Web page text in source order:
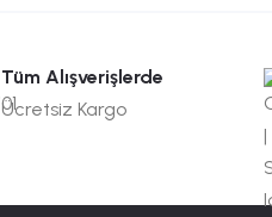
Tüm Alışverişlerde
Ücretsiz Kargo